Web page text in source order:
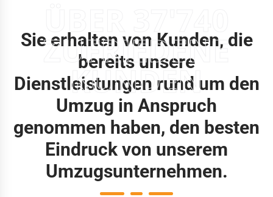
ZUFRIEDENE
KUNDEN
Sie erhalten von Kunden, die
bereits unsere
Dienstleistungen rund um den
Umzug in Anspruch
genommen haben, den besten
Eindruck von unserem
Umzugsunternehmen.